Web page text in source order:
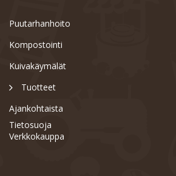
Puutarhanhoito
Kompostointi
Kuivakäymälät
Tuotteet
Ajankohtaista
Tietosuoja
Verkkokauppa